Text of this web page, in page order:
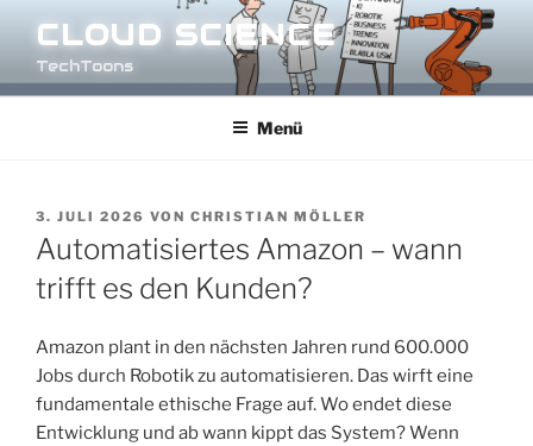
Inhalt
springen
CLOUD SCIENCE
TechToons
Menü
VERÖFFENTLICHT
AM
3. JULI 2026 VON CHRISTIAN MÖLLER
Automatisiertes Amazon – wann
trifft es den Kunden?
Amazon plant in den nächsten Jahren rund 600.000
Jobs durch Robotik zu automatisieren. Das wirft eine
fundamentale ethische Frage auf. Wo endet diese
Entwicklung und ab wann kippt das System? Wenn